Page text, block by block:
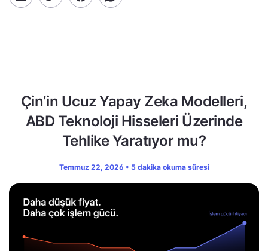
Çin’in Ucuz Yapay Zeka Modelleri,
ABD Teknoloji Hisseleri Üzerinde
Tehlike Yaratıyor mu?
Temmuz 22, 2026 • 5 dakika okuma süresi